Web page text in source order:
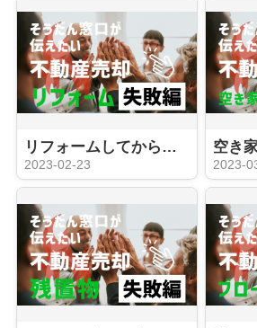
リフォームしてからでないと家が売れない！？ いえいえ、そんな事ありません。専門の不動産会社でも失敗する古家リノベについて。
2023-02-23 2023-